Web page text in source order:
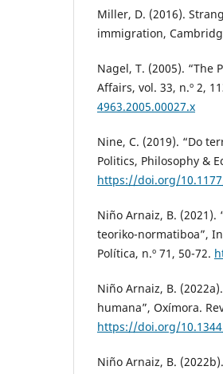
Miller, D. (2016).
immigration,
Nagel, T. (2005). “The
Affairs, vol. 33, n.º 2,
4963.2005.00027.x
Nine, C. (2019). “Do
Politics, Philosophy &
https://doi.org/
Niño Arnaiz, B.
teoriko-normatiboa”,
Política, n.º 71, 50-72.
Niño Arnaiz, B.
humana”, Oxímora.
https://doi.org/
Niño Arnaiz, B.